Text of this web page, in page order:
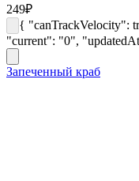
249₽
{ "canTrackVelocity":
"current": "0",
Запеченный краб